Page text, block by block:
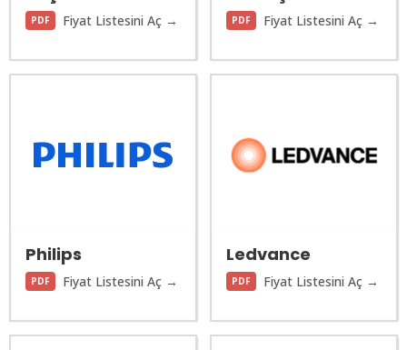
PDF Fiyat Listesini Aç → PDF Fiyat Listesini Aç →
Philips
PDF Fiyat Listesini Aç →
Ledvance
PDF Fiyat Listesini Aç →